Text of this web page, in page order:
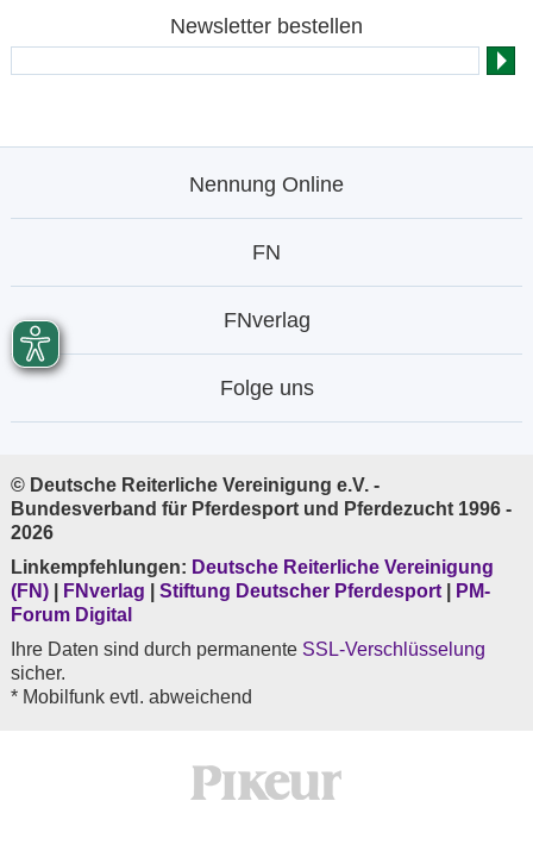
Newsletter bestellen
Nennung Online
FN
FNverlag
Folge uns
© Deutsche Reiterliche Vereinigung e.V. -
Bundesverband für Pferdesport und Pferdezucht 1996 -
2026
Linkempfehlungen: Deutsche Reiterliche Vereinigung
(FN)
FNverlag Stiftung Deutscher Pferdesport
PM-
Forum Digital
Ihre Daten sind durch permanente SSL-Verschlüsselung
sicher.
* Mobilfunk evtl. abweichend